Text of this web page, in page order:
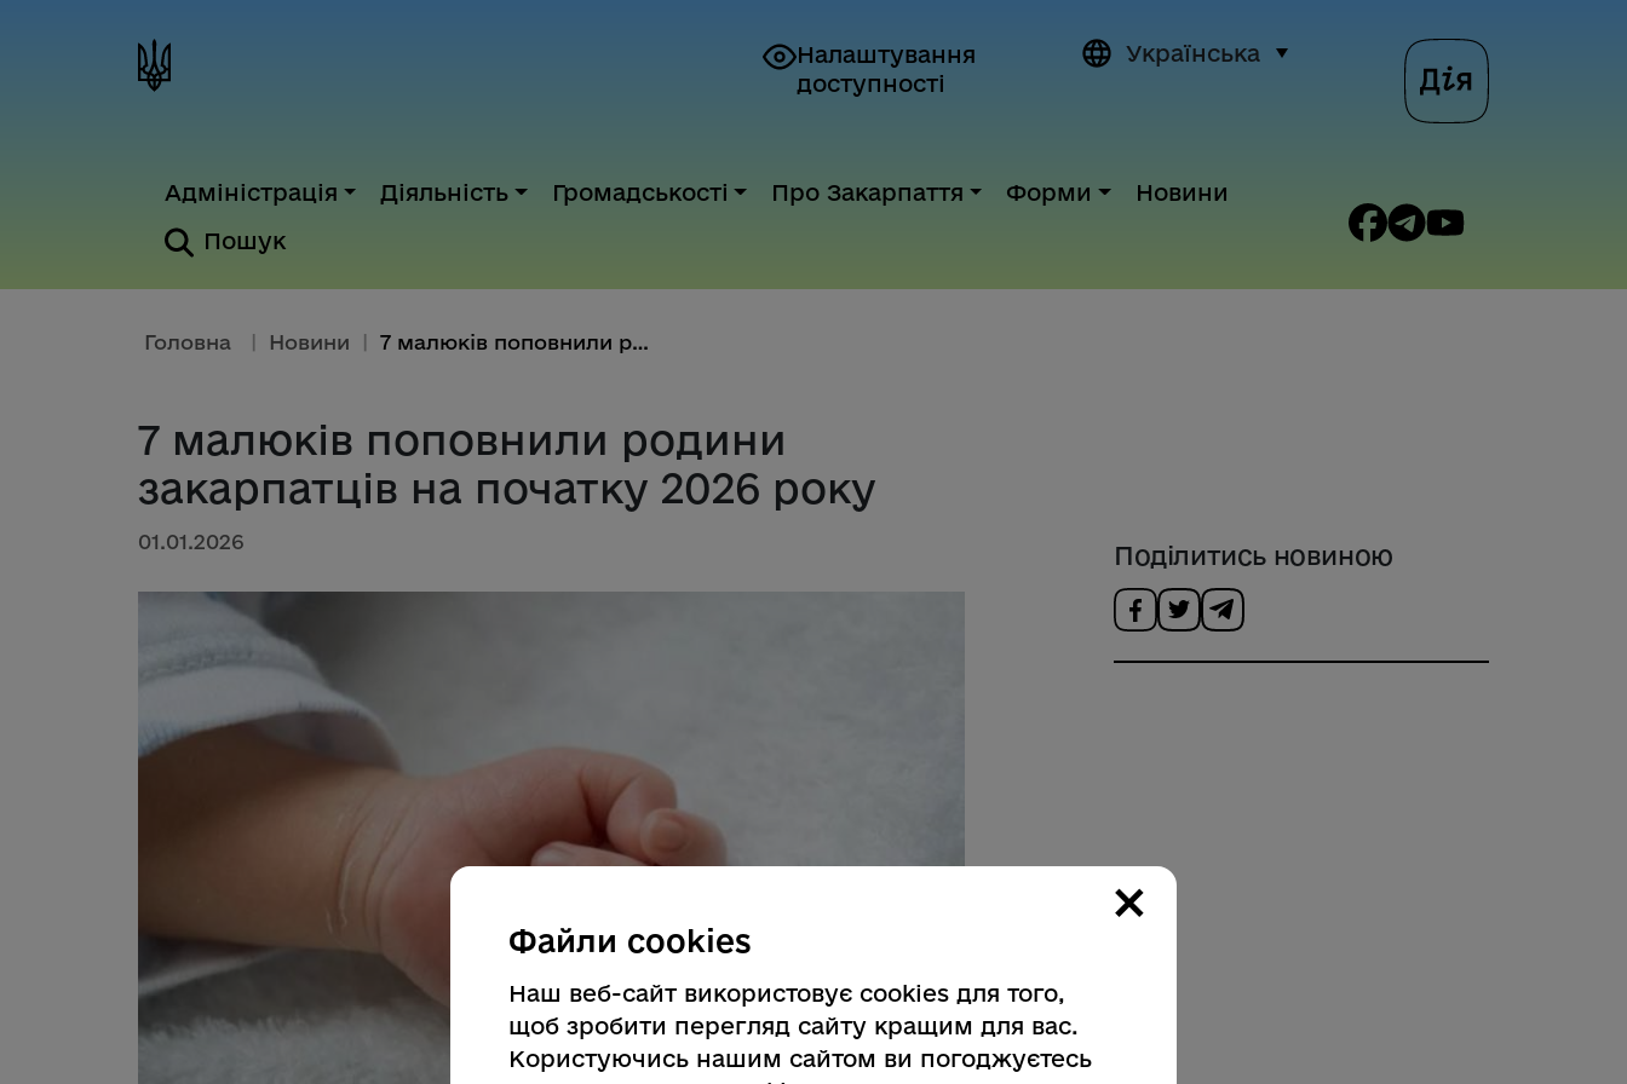
Налаштування
доступності
Українська
Адміністрація Діяльність Громадськості Про Закарпаття Форми
Новини
Пошук
Головна Новини 7 малюків поповнили родини зак...
7 малюків поповнили родини
закарпатців на початку 2026 року
01.01.2026 Поділитись новиною
×
Файли cookies
Наш веб-сайт використовує cookies для того,
щоб зробити перегляд сайту кращим для вас.
Користуючись нашим сайтом ви погоджуєтесь